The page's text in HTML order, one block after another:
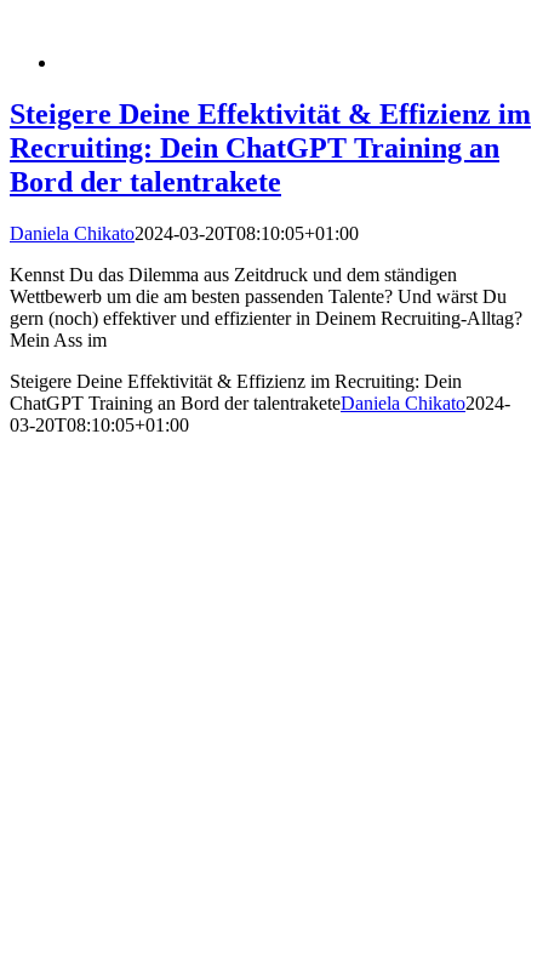
Steigere Deine Effektivität & Effizienz im
Recruiting: Dein ChatGPT Training an
Bord der talentrakete
Daniela Chikato2024-03-20T08:10:05+01:00
Kennst Du das Dilemma aus Zeitdruck und dem ständigen
Wettbewerb um die am besten passenden Talente? Und wärst Du
gern (noch) effektiver und effizienter in Deinem Recruiting-Alltag?
Mein Ass im
Steigere Deine Effektivität & Effizienz im Recruiting: Dein
ChatGPT Training an Bord der talentraketeDaniela Chikato2024-
03-20T08:10:05+01:00